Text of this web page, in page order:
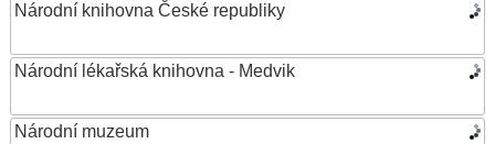
Národní knihovna České republiky
Národní lékařská knihovna - Medvik
Národní muzeum